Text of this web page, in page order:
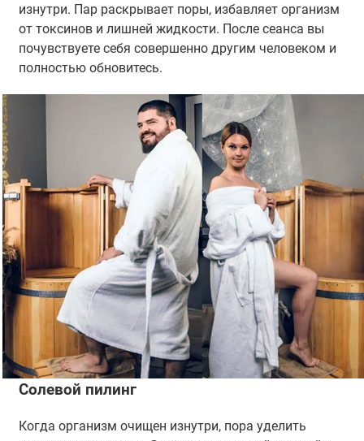
изнутри. Пар раскрывает поры, избавляет организм
от токсинов и лишней жидкости. После сеанса вы
почувствуете себя совершенно другим человеком и
полностью обновитесь.
Солевой пилинг
Когда организм очищен изнутри, пора уделить